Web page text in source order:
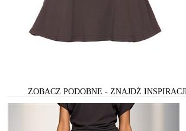
ZOBACZ PODOBNE - ZNAJDŻ